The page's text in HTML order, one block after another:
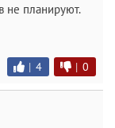
не планируют.
| 4 | 0